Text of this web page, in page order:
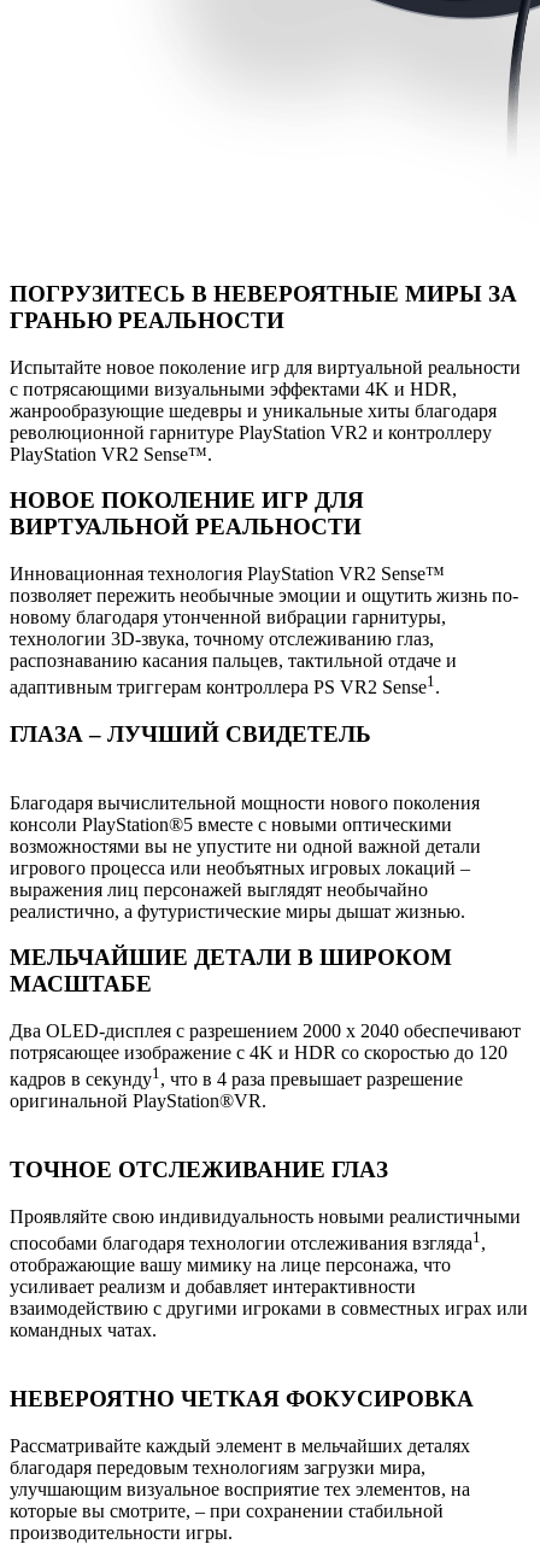
ПОГРУЗИТЕСЬ В НЕВЕРОЯТНЫЕ МИРЫ ЗА
ГРАНЬЮ РЕАЛЬНОСТИ
Испытайте новое поколение игр для виртуальной реальности
с потрясающими визуальными эффектами 4K и HDR,
жанрообразующие шедевры и уникальные хиты благодаря
революционной гарнитуре PlayStation VR2 и контроллеру
PlayStation VR2 Sense™.
НОВОЕ ПОКОЛЕНИЕ ИГР ДЛЯ
ВИРТУАЛЬНОЙ РЕАЛЬНОСТИ
Инновационная технология PlayStation VR2 Sense™
позволяет пережить необычные эмоции и ощутить жизнь по-
новому благодаря утонченной вибрации гарнитуры,
технологии 3D-звука, точному отслеживанию глаз,
распознаванию касания пальцев, тактильной отдаче и
адаптивным триггерам контроллера PS VR2 Sense1 ‎.
ГЛАЗА – ЛУЧШИЙ СВИДЕТЕЛЬ
Благодаря вычислительной мощности нового поколения
консоли PlayStation®5 вместе с новыми оптическими
возможностями вы не упустите ни одной важной детали
игрового процесса или необъятных игровых локаций –
выражения лиц персонажей выглядят необычайно
реалистично, а футуристические миры дышат жизнью.
МЕЛЬЧАЙШИЕ ДЕТАЛИ В ШИРОКОМ
МАСШТАБЕ
Два OLED-дисплея с разрешением 2000 x 2040 обеспечивают
потрясающее изображение с 4K и HDR со скоростью до 120
кадров в секунду1, что в 4 раза превышает разрешение
оригинальной PlayStation®VR.
ТОЧНОЕ ОТСЛЕЖИВАНИЕ ГЛАЗ
Проявляйте свою индивидуальность новыми реалистичными
способами благодаря технологии отслеживания взгляда1 ,
отображающие вашу мимику на лице персонажа, что
усиливает реализм и добавляет интерактивности
взаимодействию с другими игроками в совместных играх или
командных чатах.
НЕВЕРОЯТНО ЧЕТКАЯ ФОКУСИРОВКА
Рассматривайте каждый элемент в мельчайших деталях
благодаря передовым технологиям загрузки мира,
улучшающим визуальное восприятие тех элементов, на
которые вы смотрите, – при сохранении стабильной
производительности игры.